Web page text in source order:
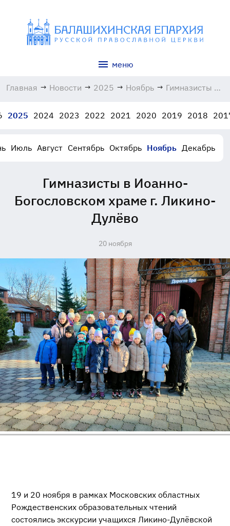
меню
Главная → Новости → 2025 → Ноябрь → Гимназисты в
храме г.
20.11.2025
2025 2024 2023 2022 2021 2020 2019 2018
Июль Август Сентябрь Октябрь Ноябрь Декабрь
Гимназисты в Иоанно-
Богословском храме г. Ликино-
Дулёво
20 ноября
19 и 20 ноября в рамках Московских областных
Рождественских образовательных чтений
состоялись экскурсии учащихся Ликино-Дулёвской